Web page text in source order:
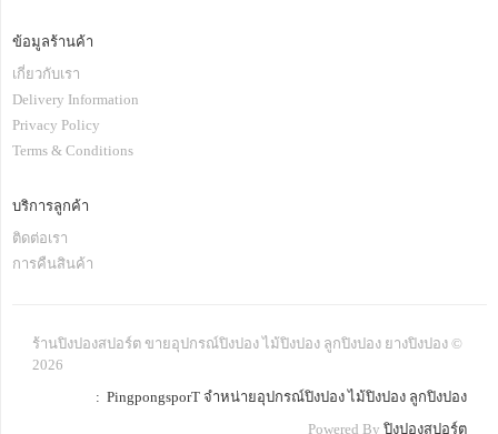
ข้อมูลร้านค้า
เกี่ยวกับเรา
Delivery Information
Privacy Policy
Terms & Conditions
บริการลูกค้า
ติดต่อเรา
การคืนสินค้า
ร้านปิงปองสปอร์ต ขายอุปกรณ์ปิงปอง ไม้ปิงปอง ลูกปิงปอง ยางปิงปอง ©
2026
: PingpongsporT จำหน่ายอุปกรณ์ปิงปอง ไม้ปิงปอง ลูกปิงปอง
Powered By ปิงปองสปอร์ต